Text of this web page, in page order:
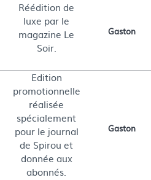
Réédition de
luxe par le
magazine Le
Soir.
Gaston
Edition
promotionnelle
réalisée
spécialement
pour le journal
de Spirou et
donnée aux
abonnés.
Gaston